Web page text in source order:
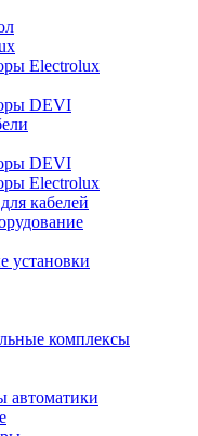
Electrolux
DEVI
DEVI
Electrolux
кабелей
установки
комплексы
автоматики